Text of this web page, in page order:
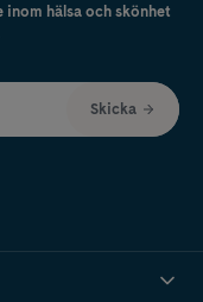
inom hälsa och skönhet
Skicka